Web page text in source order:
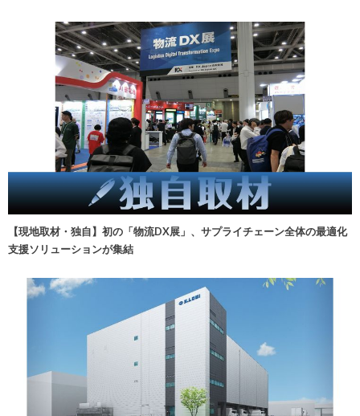
【現地取材・独自】初の「物流DX展」、サプライチェーン全体の最適化
支援ソリューションが集結